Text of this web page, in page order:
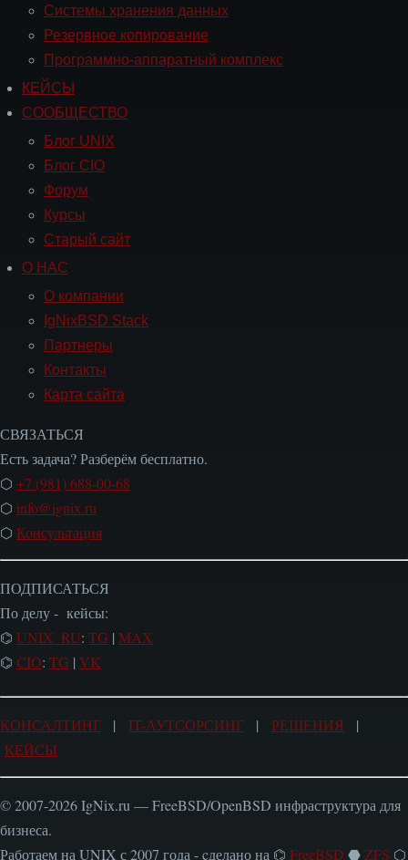
Системы хранения данных
Резервное копирование
Программно-аппаратный комплекс
Навигация
СООБЩЕСТВО
КЕЙСЫ
СООБЩЕСТВО
Блог UNIX
Блог CIO
Форум
Курсы
Старый сайт
Навигация
О НАС
О компании
IgNixBSD Stack
Партнеры
Контакты
Карта сайта
СВЯЗАТЬСЯ
Есть задача? Разберём бесплатно.
⬡ +7 (981) 688-00-68
⬡ info@ignix.ru
⬡ Консультация
ПОДПИСАТЬСЯ
По делу - кейсы:
⌬ UNIX_RU: TG | MAX
⌬ CIO: TG | VK
КОНСАЛТИНГ | IT-АУТСОРСИНГ | РЕШЕНИЯ |
КЕЙСЫ
© 2007-2026 IgNix.ru — FreeBSD/OpenBSD инфраструктура для
бизнеса.
Работаем на UNIX с 2007 года - cделано на ⌬ FreeBSD ⬣ZFS ⬡